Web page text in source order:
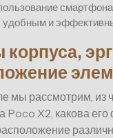
удобным и
мы рассмотрим, из
Poco X2, какова